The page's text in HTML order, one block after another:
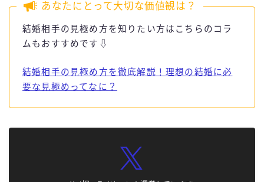
あなたにとって大切な価値観は？
結婚相手の見極め方を知りたい方はこちらのコラ
ムもおすすめです⇩
結婚相手の見極め方を徹底解説！理想の結婚に必
要な見極めってなに？